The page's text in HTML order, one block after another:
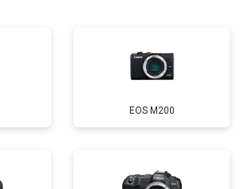
EOS M200